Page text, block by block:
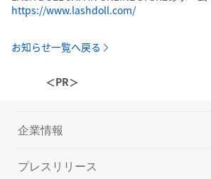
https://www.lashdoll.com/
お知らせ一覧へ戻る
＜PR＞
企業情報
プレスリリース